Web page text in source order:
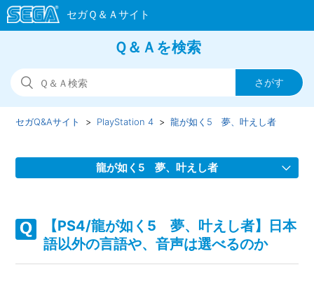
Ｑ＆Ａを検索
セガQ&Aサイト PlayStation 4 龍が如く5 夢、叶えし者
龍が如く5 夢、叶えし者
ル）はどこかで見れるか
【PS4/龍が如く5 夢、叶えし者】日本
語以外の言語や、音声は選べるのか